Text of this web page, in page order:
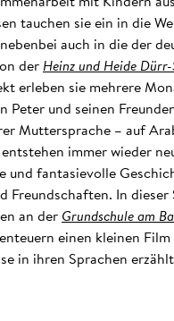
mit Kindern aus
tauchen sie ein in die
auch in die der
der Heinz und Heide
erleben sie mehrere
Peter und seinen
Muttersprache – auf
immer wieder
und fantasievolle
Freundschaften. In dieser
an der Grundschule am
einen kleinen
in ihren Sprachen